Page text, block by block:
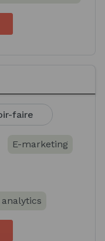
faire
E-marketing